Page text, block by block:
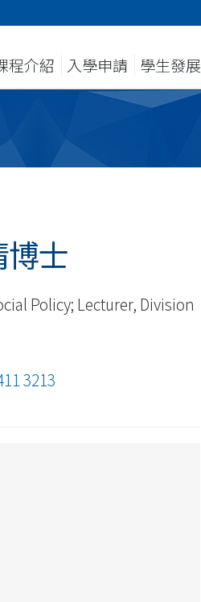
程介紹 入學申請 學生發展
博士
Policy; Lecturer, Division
3213